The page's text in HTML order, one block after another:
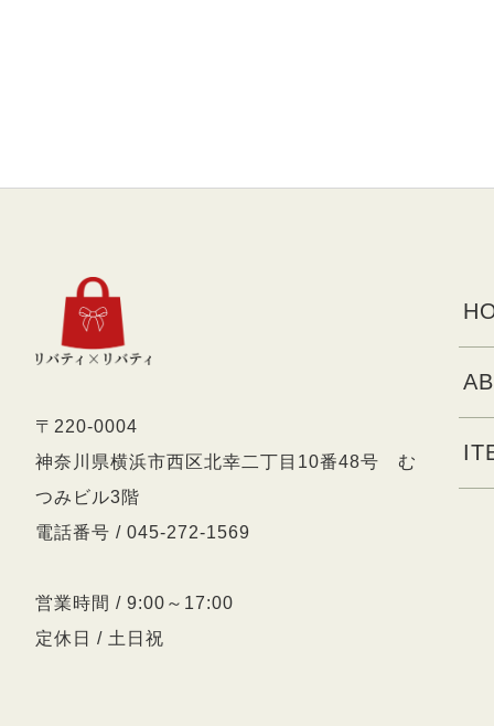
〒220-0004
神奈川県横浜市西区北幸二丁目10番48号 む
つみビル3階
電話番号 / 045-272-1569
営業時間 / 9:00～17:00
定休日 / 土日祝